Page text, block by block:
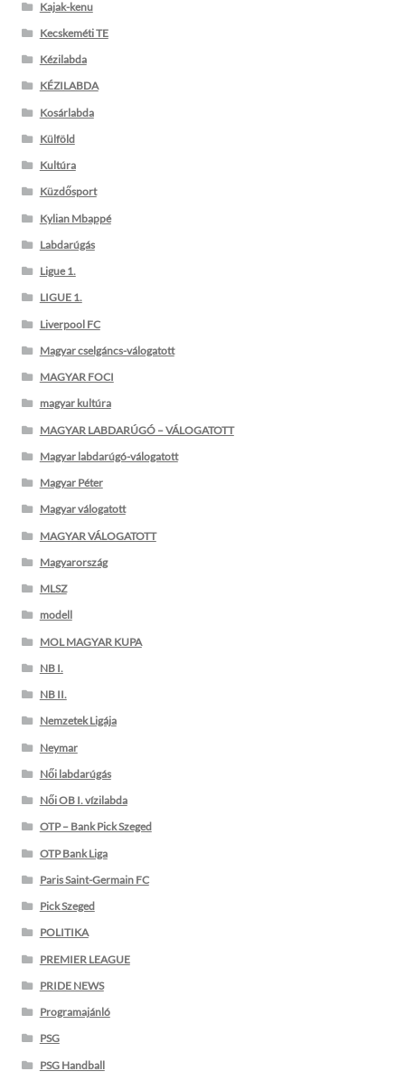
Kajak-kenu
Kecskeméti TE
Kézilabda
KÉZILABDA
Kosárlabda
Külföld
Kultúra
Küzdősport
Kylian Mbappé
Labdarúgás
Ligue 1.
LIGUE 1.
Liverpool FC
Magyar cselgáncs-válogatott
MAGYAR FOCI
magyar kultúra
MAGYAR LABDARÚGÓ – VÁLOGATOTT
Magyar labdarúgó-válogatott
Magyar Péter
Magyar válogatott
MAGYAR VÁLOGATOTT
Magyarország
MLSZ
modell
MOL MAGYAR KUPA
NB I.
NB II.
Nemzetek Ligája
Neymar
Női labdarúgás
Női OB I. vízilabda
OTP – Bank Pick Szeged
OTP Bank Liga
Paris Saint-Germain FC
Pick Szeged
POLITIKA
PREMIER LEAGUE
PRIDE NEWS
Programajánló
PSG
PSG Handball